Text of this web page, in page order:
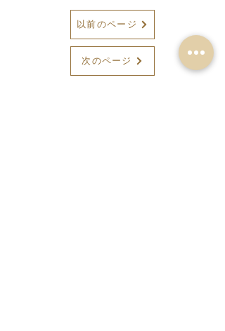
以前のページ
次のページ